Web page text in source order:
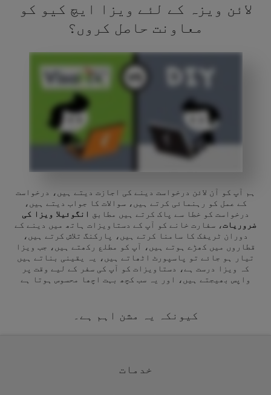
لائن ویزہ کے لئے ویزا ایچ کیو کو
معاونت حاصل کروں؟
ہم آپ کو آن لائن درخواست دینے کی اجازت دیتے ہیں، درخواست
کے عمل کو رہنمائی کرتے ہیں، سوالات کا جواب دیتے ہیں،
درخواست کو خطا سے پاک کرتے ہیں مطابق
انگوئیلا ویزا کی
ضروریات، سفارت خانے کو آپ کے دستاویزات ہاتھ میں دینے کے
دوران ٹریفک کا سامنا کرتے ہیں، پارکنگ تلاش کرتے ہیں،
قطاروں میں کھڑے ہوتے ہیں، آپ کو مطلع رکھتے ہیں، جب ویزا
تیار ہو جائے تو پاسپورٹ اٹھاتے ہیں، یہ یقینی بناتے ہیں
کہ ویزا درست ہے، دستاویزات کو آپ کی سفر کے لیے وقت پر
واپس بھیجتے ہیں، اور یہ سب کچھ بہت اچھا محسوس ہوتا ہے
کیونکہ یہ مشن اہم ہے۔
خدمات